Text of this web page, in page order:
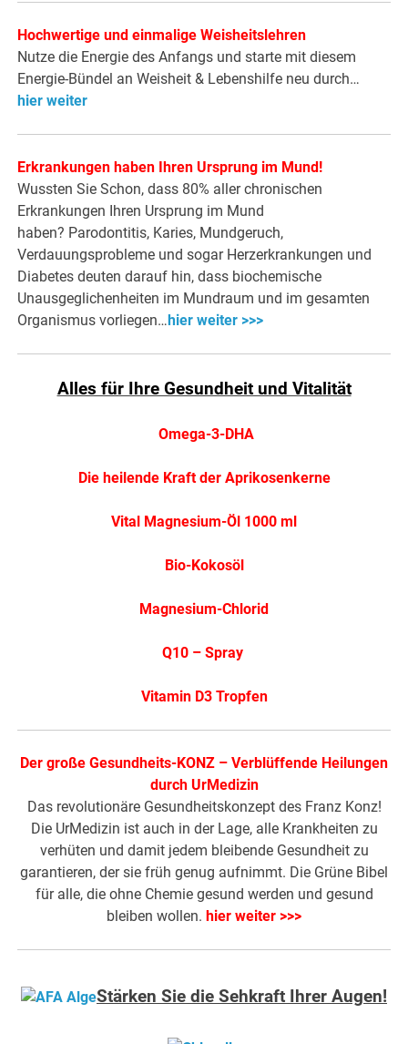
Hochwertige und einmalige Weisheitslehren
Nutze die Energie des Anfangs und starte mit diesem
Energie-Bündel an Weisheit & Lebenshilfe neu durch…
hier weiter
Erkrankungen haben Ihren Ursprung im Mund!
Wussten Sie Schon, dass 80% aller chronischen
Erkrankungen Ihren Ursprung im Mund
haben? Parodontitis, Karies, Mundgeruch,
Verdauungsprobleme und sogar Herzerkrankungen und
Diabetes deuten darauf hin, dass biochemische
Unausgeglichenheiten im Mundraum und im gesamten
Organismus vorliegen… hier weiter >>>
Alles für Ihre Gesundheit und Vitalität
Omega-3-DHA
Die heilende Kraft der Aprikosenkerne
Vital Magnesium-Öl 1000 ml
Bio-Kokosöl
Magnesium-Chlorid
Q10 – Spray
Vitamin D3 Tropfen
Der große Gesundheits-KONZ – Verblüffende Heilungen
durch UrMedizin
Das revolutionäre Gesundheitskonzept des Franz Konz!
Die UrMedizin ist auch in der Lage, alle Krankheiten zu
verhüten und damit jedem bleibende Gesundheit zu
garantieren, der sie früh genug aufnimmt. Die Grüne Bibel
für alle, die ohne Chemie gesund werden und gesund
bleiben wollen. hier weiter >>>
Stärken Sie die Sehkraft Ihrer Augen!